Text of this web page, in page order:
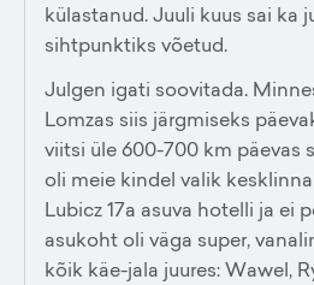
külastanud. Juuli kuus sai ka
sihtpunktiks võetud.
Julgen igati soovitada.
Lomzas siis järgmiseks
viitsi üle 600-700 km päevas
oli meie kindel valik
Lubicz 17a asuva hotelli ja ei
asukoht oli väga super,
kõik käe-jala juures: Wawel,